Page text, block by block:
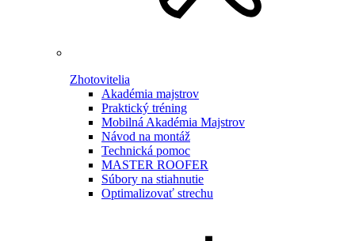
Zhotovitelia
Akadémia majstrov
Praktický tréning
Mobilná Akadémia Majstrov
Návod na montáž
Technická pomoc
MASTER ROOFER
Súbory na stiahnutie
Optimalizovať strechu